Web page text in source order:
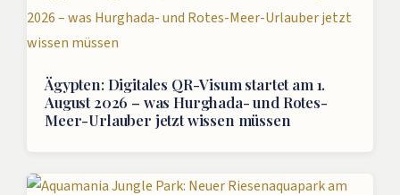
Ägypten: Digitales QR-Visum startet am 1.
August 2026 – was Hurghada- und Rotes-
Meer-Urlauber jetzt wissen müssen